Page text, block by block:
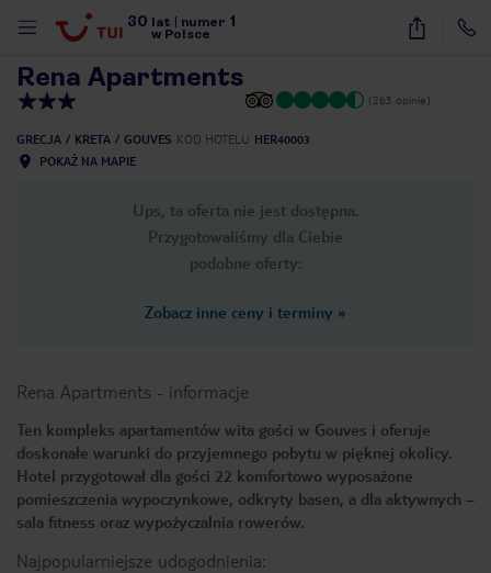
30 lat numer 1
w Polsce
15
Rena Apartments
(263 opinie)
GRECJA KRETA GOUVES KOD HOTELU HER40003
POKAŻ NA MAPIE
Ups, ta oferta nie jest dostępna.
Przygotowaliśmy dla Ciebie
podobne oferty:
Zobacz inne ceny i terminy »
Rena Apartments - informacje
Ten kompleks apartamentów wita gości w Gouves i oferuje
doskonałe warunki do przyjemnego pobytu w pięknej okolicy.
Hotel przygotował dla gości 22 komfortowo wyposażone
pomieszczenia wypoczynkowe, odkryty basen, a dla aktywnych –
sala fitness oraz wypożyczalnia rowerów.
Najpopularniejsze udogodnienia: